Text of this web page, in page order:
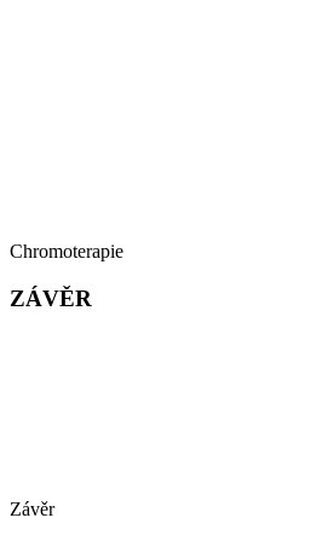
Chromoterapie
ZÁVĚR
Závěr